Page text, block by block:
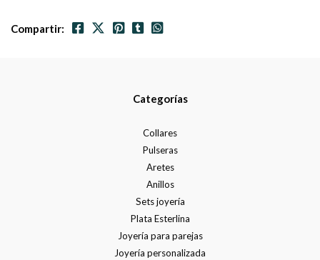
Compartir:
Categorías
Collares
Pulseras
Aretes
Anillos
Sets joyería
Plata Esterlina
Joyería para parejas
Joyería personalizada